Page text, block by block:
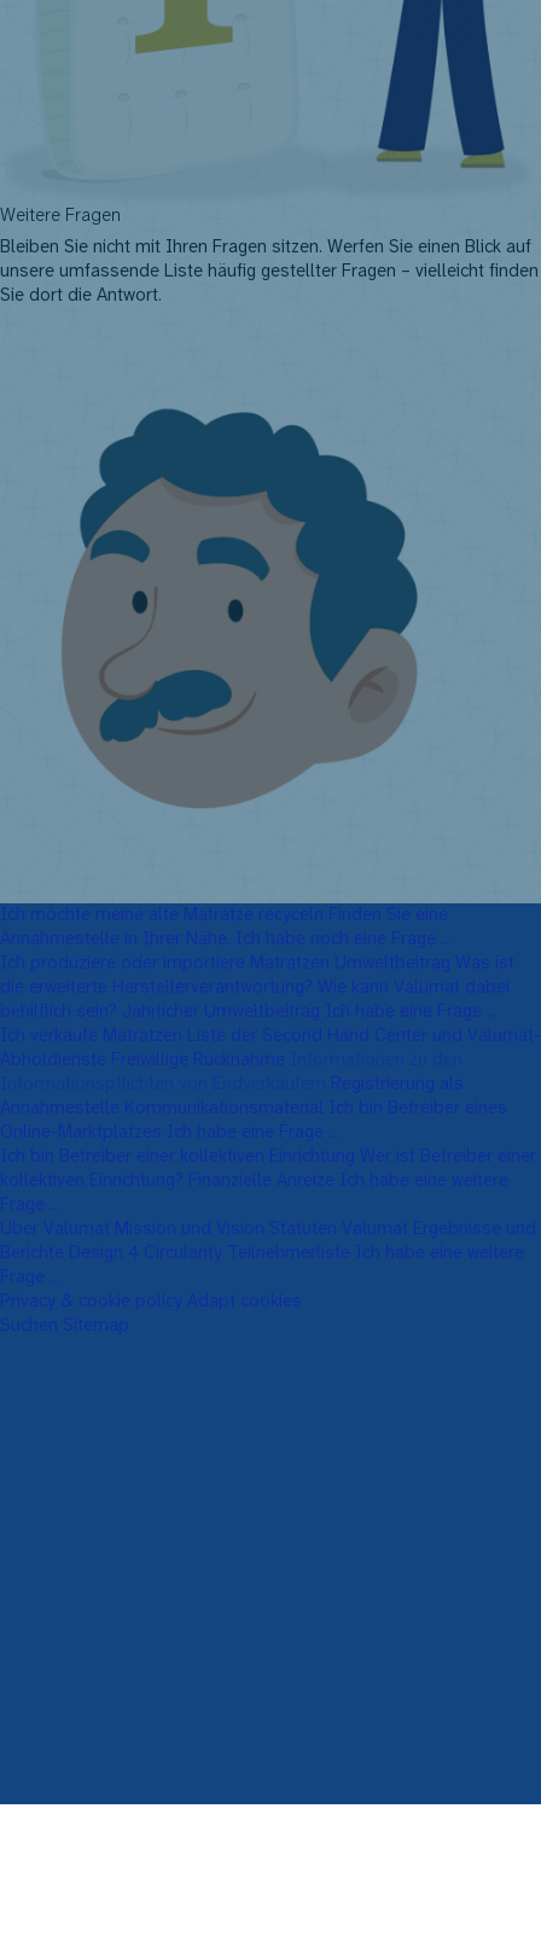
Weitere Fragen
Bleiben Sie nicht mit Ihren Fragen sitzen. Werfen Sie einen Blick auf
unsere umfassende Liste häufig gestellter Fragen – vielleicht finden
Sie dort die Antwort.
Ich möchte meine alte Matratze recyceln Finden Sie eine
Annahmestelle in Ihrer Nähe. Ich habe noch eine Frage ...
Ich produziere oder importiere Matratzen Umweltbeitrag Was ist
die erweiterte Herstellerverantwortung? Wie kann Valumat dabei
behilflich sein? Jährlicher Umweltbeitrag Ich habe eine Frage ...
Ich verkaufe Matratzen Liste der Second Hand Center und Valumat-
Abholdienste Freiwillige Rücknahme
Registrierung als
Annahmestelle Kommunikationsmaterial Ich bin Betreiber eines
Online-Marktplatzes Ich habe eine Frage ...
Ich bin Betreiber einer kollektiven Einrichtung Wer ist Betreiber einer
kollektiven Einrichtung? Finanzielle Anreize Ich habe eine weitere
Frage ...
Über Valumat Mission und Vision Statuten Valumat Ergebnisse und
Berichte Design 4 Circularity Teilnehmerliste Ich habe eine weitere
Frage ...
Privacy & cookie policy Adapt cookies
Suchen Sitemap